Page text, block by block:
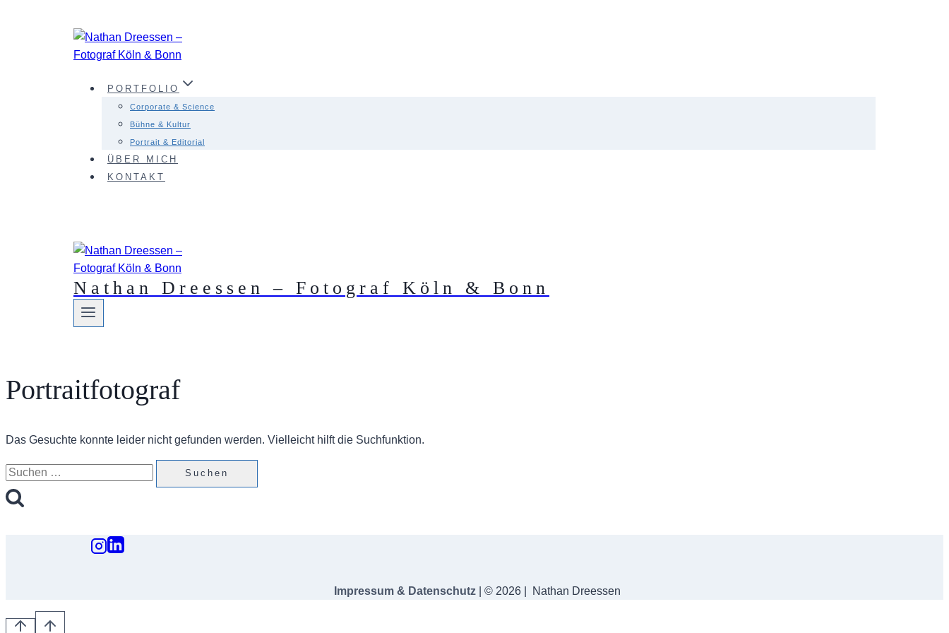
PORTFOLIO
Corporate & Science
Bühne & Kultur
Portrait & Editorial
ÜBER MICH
KONTAKT
Nathan Dreessen – Fotograf Köln & Bonn
Portraitfotograf
Das Gesuchte konnte leider nicht gefunden werden. Vielleicht hilft die Suchfunktion.
Suchen
Impressum & Datenschutz | © 2026 | Nathan Dreessen